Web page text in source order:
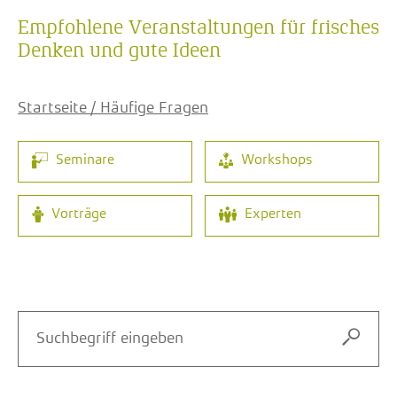
Empfohlene Veranstaltungen für frisches
Denken und gute Ideen
Startseite / Häufige Fragen
Seminare Workshops
Vorträge Experten